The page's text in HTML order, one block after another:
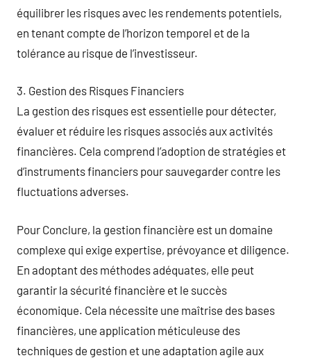
équilibrer les risques avec les rendements potentiels,
en tenant compte de l’horizon temporel et de la
tolérance au risque de l’investisseur.
3. Gestion des Risques Financiers
La gestion des risques est essentielle pour détecter,
évaluer et réduire les risques associés aux activités
financières. Cela comprend l’adoption de stratégies et
d’instruments financiers pour sauvegarder contre les
fluctuations adverses.
Pour Conclure, la gestion financière est un domaine
complexe qui exige expertise, prévoyance et diligence.
En adoptant des méthodes adéquates, elle peut
garantir la sécurité financière et le succès
économique. Cela nécessite une maîtrise des bases
financières, une application méticuleuse des
techniques de gestion et une adaptation agile aux